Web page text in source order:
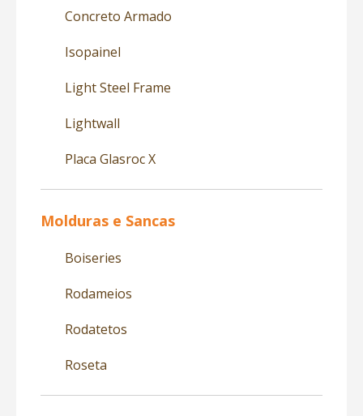
Concreto Armado
Isopainel
Light Steel Frame
Lightwall
Placa Glasroc X
Molduras e Sancas
Boiseries
Rodameios
Rodatetos
Roseta